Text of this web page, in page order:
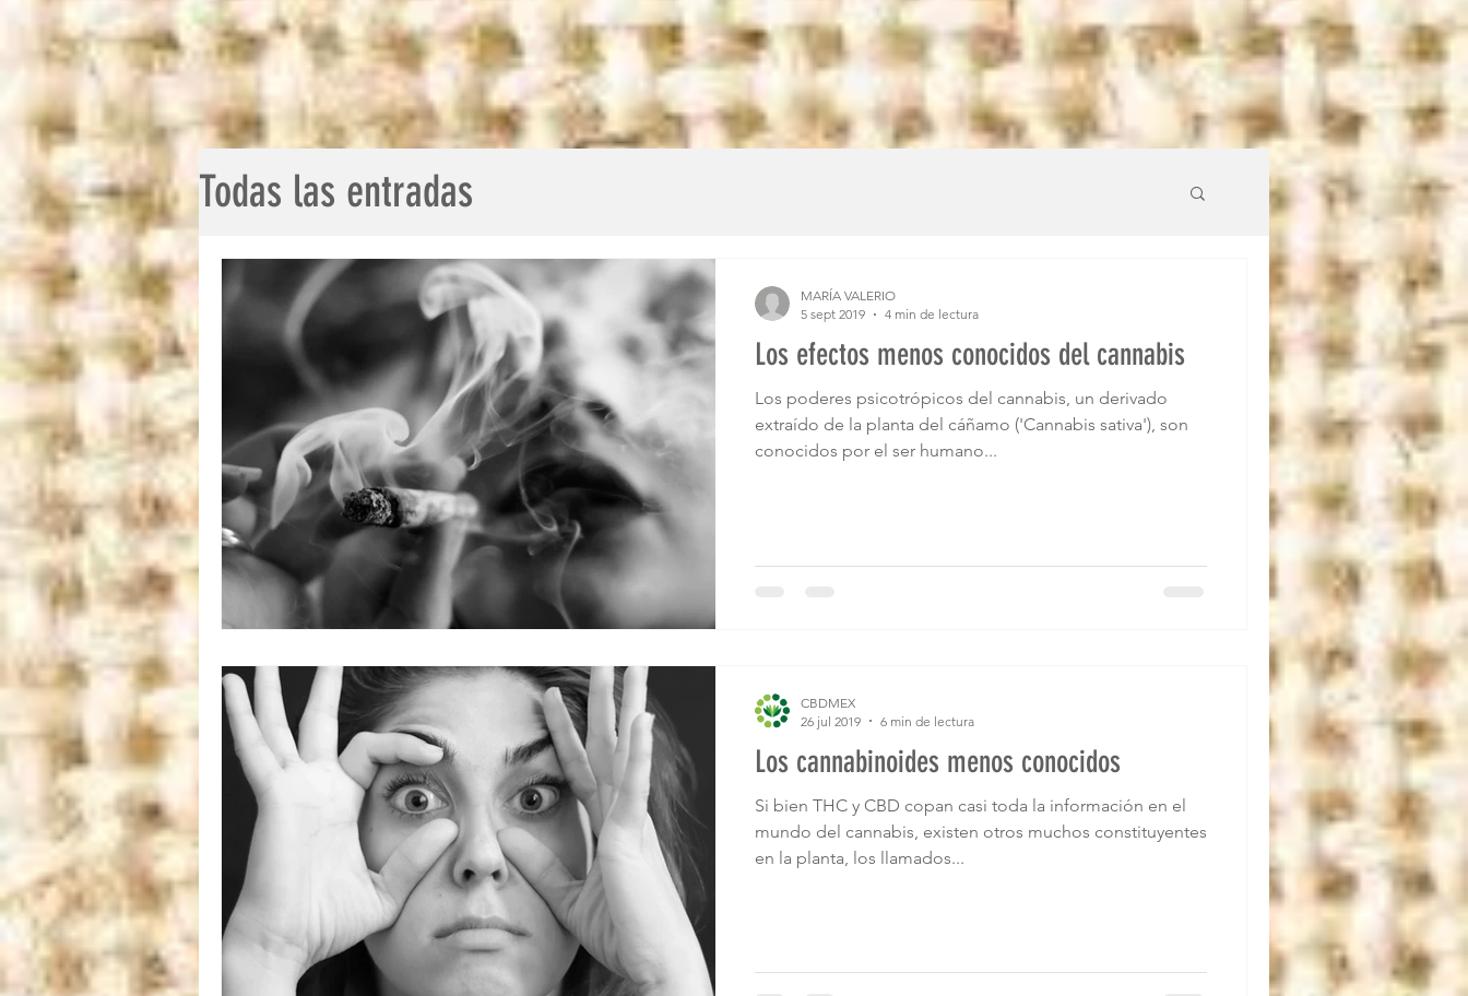
Todas las entradas
Los efectos menos conocidos del cannabis
Los poderes psicotrópicos del cannabis, un derivado
extraído de la planta del cáñamo ('Cannabis sativa'), son
conocidos por el ser humano...
MARÍA VALERIO
5 sept 2019
4 min de lectura
Los cannabinoides menos conocidos
Si bien THC y CBD copan casi toda la información en el
mundo del cannabis, existen otros muchos constituyentes
en la planta, los llamados...
CBDMEX
26 jul 2019
6 min de lectura